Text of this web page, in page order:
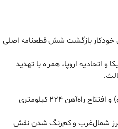
مکانیزم ماشه تا پاییز ۱۴۰۴، امکان خودکار بازگشت شش قطعنامه اصلی
اتحادیه اروپا، همراه با تهدید
– دور زدن ایران از مسیر زنگزور (پروژه ایروان–باكو) و افتتاح راه‌آهن ۲۲۴ کیلومتری
مرز شمال‌غرب و کم‌رنگ شدن نقش